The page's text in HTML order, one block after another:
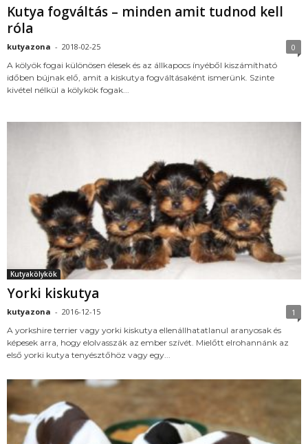
Kutya fogváltás – minden amit tudnod kell
róla
kutyazona - 2018-02-25
0
A kölyök fogai különösen élesek és az állkapocs ínyéből kiszámítható
időben bújnak elő, amit a kiskutya fogváltásaként ismerünk. Szinte
kivétel nélkül a kölykök fogak...
Kutyakölykök
Yorki kiskutya
kutyazona - 2016-12-15
1
A yorkshire terrier vagy yorki kiskutya ellenállhatatlanul aranyosak és
képesek arra, hogy elolvasszák az ember szívét. Mielőtt elrohannánk az
első yorki kutya tenyésztőhöz vagy egy...